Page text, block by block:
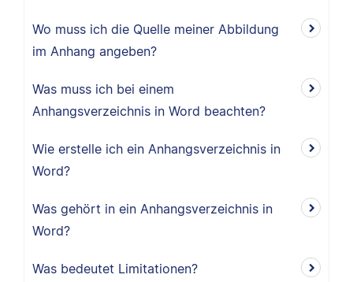
Wo muss ich die Quelle meiner Abbildung
im Anhang angeben?
Was muss ich bei einem
Anhangsverzeichnis in Word beachten?
Wie erstelle ich ein Anhangsverzeichnis in
Word?
Was gehört in ein Anhangsverzeichnis in
Word?
Was bedeutet Limitationen?